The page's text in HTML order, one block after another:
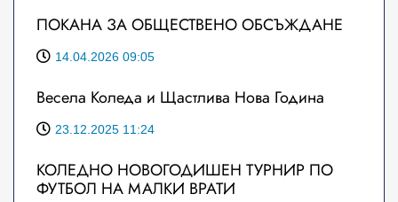
ПОКАНА ЗА ОБЩЕСТВЕНО ОБСЪЖДАНЕ
14.04.2026 09:05
Весела Коледа и Щастлива Нова Година
23.12.2025 11:24
КОЛЕДНО НОВОГОДИШЕН ТУРНИР ПО
ФУТБОЛ НА МАЛКИ ВРАТИ